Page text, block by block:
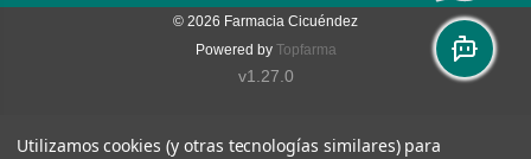
© 2026 Farmacia Cicuéndez
Powered by Topfarma
v1.27.0
Utilizamos cookies (y otras tecnologías similares) para